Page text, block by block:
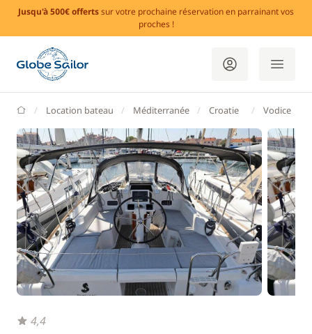
Jusqu'à 500€ offertssur votre prochaine réservation en parrainant vos
proches !
GlobeSailor
Location bateau Méditerranée Croatie Vodice
4,4